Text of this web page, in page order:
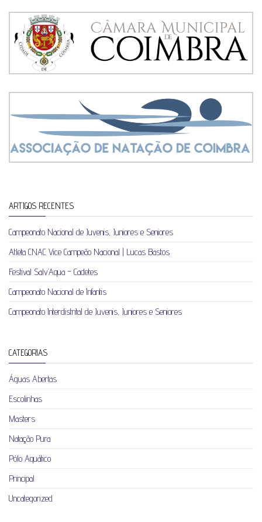
ARTIGOS RECENTES
Campeonato Nacional de Juvenis, Juniores e Seniores
Atleta CNAC Vice Campeão Nacional | Lucas Bastos
Festival Salv’Aqua – Cadetes
Campeonato Nacional de Infantis
Campeonato Interdistrital de Juvenis, Juniores e Seniores
CATEGORIAS
Águas Abertas
Escolinhas
Masters
Natação Pura
Pólo Aquático
Principal
Uncategorized